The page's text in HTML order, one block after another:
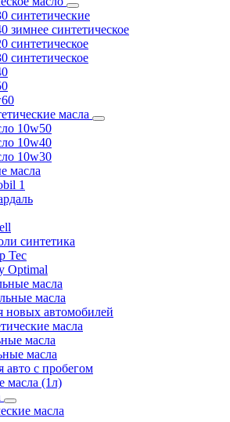
синтетические
зимнее синтетическое
синтетическое
синтетическое
масла
10w50
10w40
10w30
масла
1
синтетика
Tec
Optimal
масла
масла
новых автомобилей
масла
масла
масла
авто с пробегом
масла (1л)
масла